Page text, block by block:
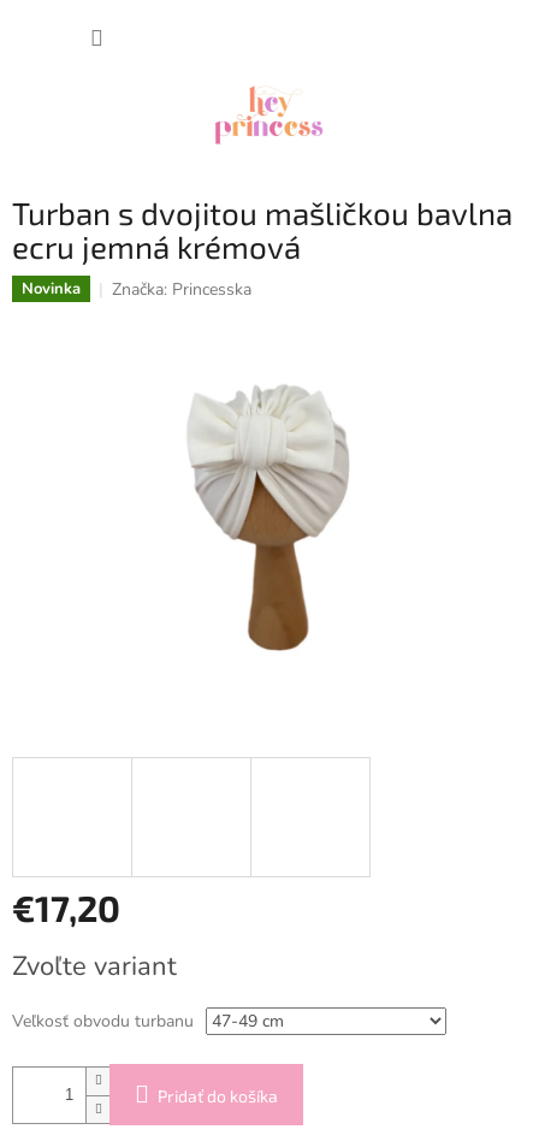
Turban s dvojitou mašličkou bavlna
ecru jemná krémová
Novinka Značka: Princesska
€17,20
cena:
Zvoľte variant
Veľkosť obvodu turbanu
Pridať do košíka